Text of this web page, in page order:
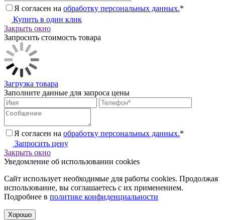
Я согласен на обработку персональных данных.*
Купить в один клик
Закрыть окно
Запросить стоимость товара
Загрузка товара
Заполните данные для запроса цены
Я согласен на обработку персональных данных.*
Запросить цену
Закрыть окно
Уведомление об использовании cookies
Сайт использует необходимые для работы cookies. Продолжая
использование, вы соглашаетесь с их применением.
Подробнее в политике конфиденциальности
Хорошо